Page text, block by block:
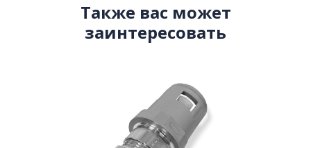
Также вас может
заинтересовать